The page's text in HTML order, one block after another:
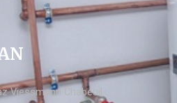
Viessmann Chabeuil